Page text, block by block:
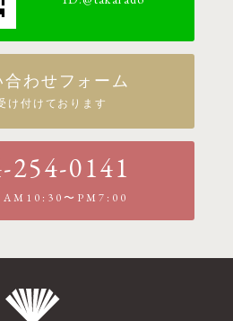
合わせフォーム
け付けております
254-0141
AM10:30〜PM7:00